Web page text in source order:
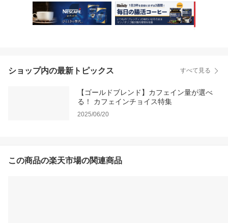
ショップ内の最新トピックス すべて見る
【ゴールドブレンド】カフェイン量が選べ
る！ カフェインチョイス特集
2025/06/20
この商品の楽天市場の関連商品